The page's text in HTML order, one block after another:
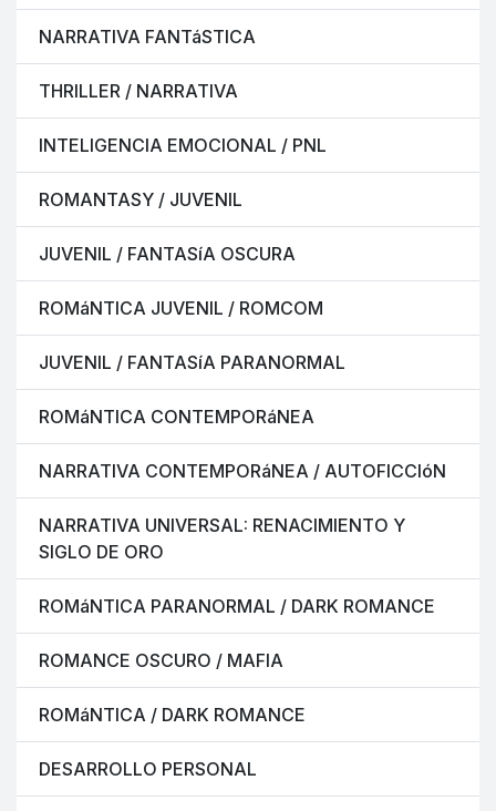
NARRATIVA FANTáSTICA
THRILLER / NARRATIVA
INTELIGENCIA EMOCIONAL / PNL
ROMANTASY / JUVENIL
JUVENIL / FANTASíA OSCURA
ROMáNTICA JUVENIL / ROMCOM
JUVENIL / FANTASíA PARANORMAL
ROMáNTICA CONTEMPORáNEA
NARRATIVA CONTEMPORáNEA / AUTOFICCIóN
NARRATIVA UNIVERSAL: RENACIMIENTO Y
SIGLO DE ORO
ROMáNTICA PARANORMAL / DARK ROMANCE
ROMANCE OSCURO / MAFIA
ROMáNTICA / DARK ROMANCE
DESARROLLO PERSONAL